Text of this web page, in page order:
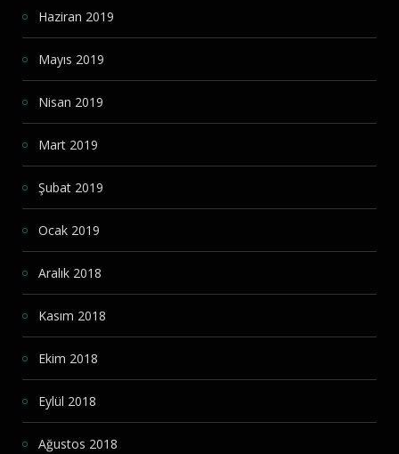
Haziran 2019
Mayıs 2019
Nisan 2019
Mart 2019
Şubat 2019
Ocak 2019
Aralık 2018
Kasım 2018
Ekim 2018
Eylül 2018
Ağustos 2018